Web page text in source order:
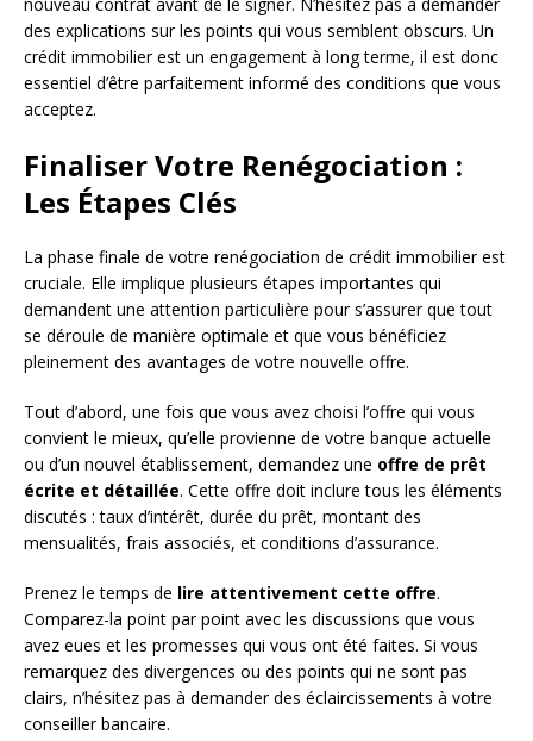
des explications sur les points qui vous semblent obscurs. Un
crédit immobilier est un engagement à long terme, il est donc
essentiel d’être parfaitement informé des conditions que vous
acceptez.
Finaliser Votre Renégociation :
Les Étapes Clés
La phase finale de votre renégociation de crédit immobilier est
cruciale. Elle implique plusieurs étapes importantes qui
demandent une attention particulière pour s’assurer que tout
se déroule de manière optimale et que vous bénéficiez
pleinement des avantages de votre nouvelle offre.
Tout d’abord, une fois que vous avez choisi l’offre qui vous
convient le mieux, qu’elle provienne de votre banque actuelle
ou d’un nouvel établissement, demandez une offre de prêt
écrite et détaillée. Cette offre doit inclure tous les éléments
discutés : taux d’intérêt, durée du prêt, montant des
mensualités, frais associés, et conditions d’assurance.
Prenez le temps de lire attentivement cette offre.
Comparez-la point par point avec les discussions que vous
avez eues et les promesses qui vous ont été faites. Si vous
remarquez des divergences ou des points qui ne sont pas
clairs, n’hésitez pas à demander des éclaircissements à votre
conseiller bancaire.